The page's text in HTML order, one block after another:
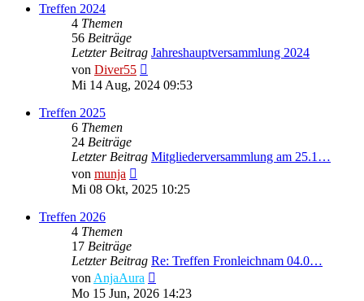
Treffen 2024
4 Themen
56 Beiträge
Letzter Beitrag Jahreshauptversammlung 2024
von Diver55
Beitrag
Mi 14 Aug, 2024 09:53
Treffen 2025
6 Themen
24 Beiträge
Letzter Beitrag Mitgliederversammlung am 25.1…
von munja
Beitrag
Mi 08 Okt, 2025 10:25
Treffen 2026
4 Themen
17 Beiträge
Letzter Beitrag Re: Treffen Fronleichnam 04.0…
von AnjaAura
Beitrag
Mo 15 Jun, 2026 14:23